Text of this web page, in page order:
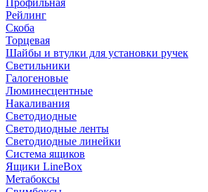
Профильная
Рейлинг
Скоба
Торцевая
Шайбы и втулки для установки ручек
Светильники
Галогеновые
Люминесцентные
Накаливания
Светодиодные
Светодиодные ленты
Светодиодные линейки
Система ящиков
Ящики LineBox
Метабоксы